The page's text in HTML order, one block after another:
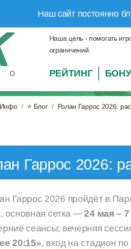
Наш сайт постоянно
Наша цель - помогать
ограничений.
РЕЙТИНГ
⭐ Блог Ролан Гаррос 2026:
Гаррос 2026:
Гаррос 2026 пройдёт в
, основная сетка —24 мая –
сеансы; вечерняя
20:15», вход на стадион